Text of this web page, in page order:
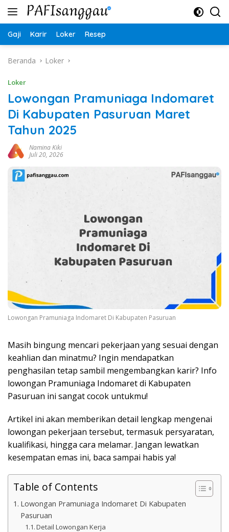
Langsung
Gaji Karir Loker Resep
Beranda Loker
Loker
Lowongan Pramuniaga Indomaret
Di Kabupaten Pasuruan Maret
Tahun 2025
Namina Kiki
Juli 20, 2026
Lowongan Pramuniaga Indomaret Di Kabupaten Pasuruan
Masih bingung mencari pekerjaan yang sesuai dengan
keahlian dan minatmu? Ingin mendapatkan
penghasilan tetap sambil mengembangkan karir? Info
lowongan Pramuniaga Indomaret di Kabupaten
Pasuruan ini sangat cocok untukmu!
Artikel ini akan memberikan detail lengkap mengenai
lowongan pekerjaan tersebut, termasuk persyaratan,
kualifikasi, hingga cara melamar. Jangan lewatkan
kesempatan emas ini, baca sampai habis ya!
Table of Contents
Lowongan Pramuniaga Indomaret Di Kabupaten
Pasuruan
Detail Lowongan Kerja